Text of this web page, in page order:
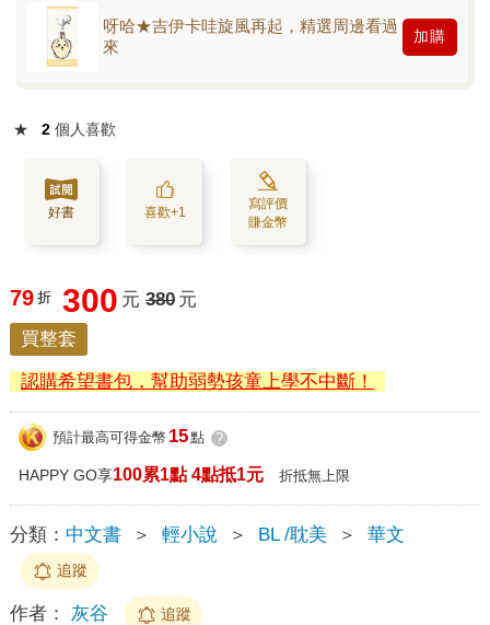
呀哈★吉伊卡哇旋風再起，精選周邊看過
來
加購
★ 2 個人喜歡
好書 喜歡+1
寫評價
賺金幣
79 折 300 元 380 元
買整套
認購希望書包，幫助弱勢孩童上學不中斷！
預計最高可得金幣 15點 ?
HAPPY GO享100累1點 4點抵1元 折抵無上限
分類： 中文書 ＞ 輕小說 ＞ BL /耽美 ＞ 華文
追蹤
作者： 灰谷 追蹤